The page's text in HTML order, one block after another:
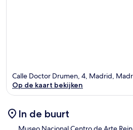
Calle Doctor Drumen, 4, Madrid,
Op de kaart bekijken
In de buurt